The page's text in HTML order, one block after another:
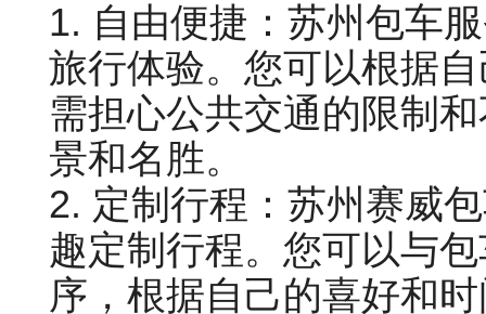
1. 自由便捷：苏州包车
旅行体验。您可以根据
需担心公共交通的限制
景和名胜。
2. 定制行程：苏州赛威
趣定制行程。您可以与
序，根据自己的喜好和